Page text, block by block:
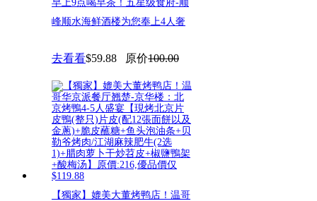
早上9点喝早茶！五星级食府-顺
峰顺水海鲜酒楼为您奉上4人奢
去看看$59.88 原价100.00
【獨家】媲美大董烤鸭店！温哥